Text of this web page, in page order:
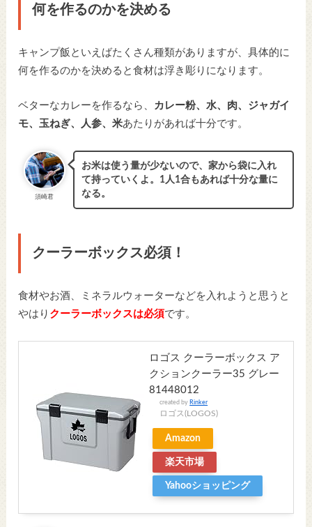
何を作るのかを決める
キャンプ飯といえばたくさん種類がありますが、具体的に
何を作るのかを決めると食材は浮き彫りになります。
ベターなカレーを作るなら、 カレー粉、水、肉、ジャガイ
モ、玉ねぎ、人参、米あたりがあれば十分です。
須崎君
お米は使う量が少ないので、家から袋に入れ
て持っていくよ。1人1合もあれば十分な量に
なる。
クーラーボックス必須！
食材やお酒、ミネラルウォーターなどを入れようと思うと
やはり クーラーボックスは必須です。
ロゴス クーラーボックス ア
クションクーラー35 グレー
81448012
created by Rinker
ロゴス(LOGOS)
Amazon
楽天市場
Yahooショッピング